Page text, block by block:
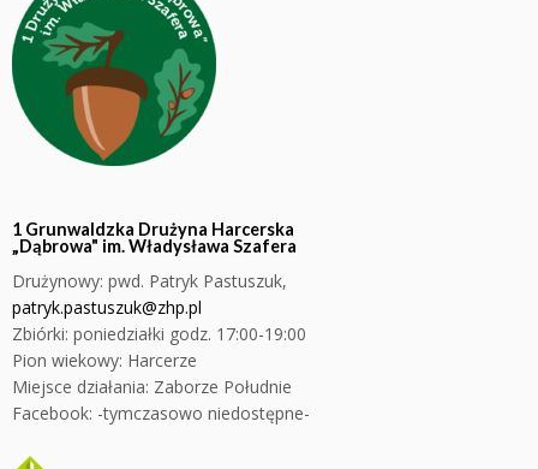
1 Grunwaldzka Drużyna Harcerska
„Dąbrowa" im. Władysława Szafera
Drużynowy: pwd. Patryk Pastuszuk,
patryk.pastuszuk@zhp.pl
Zbiórki: poniedziałki godz. 17:00-19:00
Pion wiekowy: Harcerze
Miejsce działania: Zaborze Południe
Facebook: -tymczasowo niedostępne-